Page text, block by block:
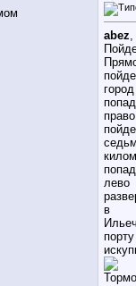
abez
город
право
лево
в
порту